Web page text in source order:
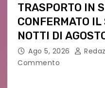
TRASPORTO IN
CONFERMATO
NOTTI DI
PERCORSI,
Ago 5, 2026
Commento